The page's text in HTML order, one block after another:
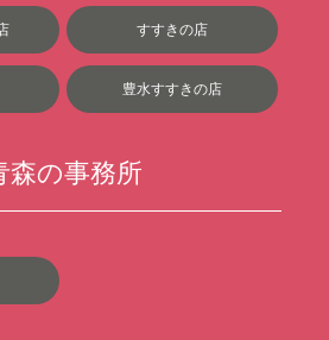
すすきの店
豊水すすきの店
森の事務所